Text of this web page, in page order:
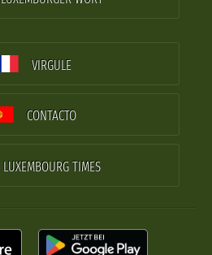
VIRGULE
CONTACTO
LUXEMBOURG TIMES